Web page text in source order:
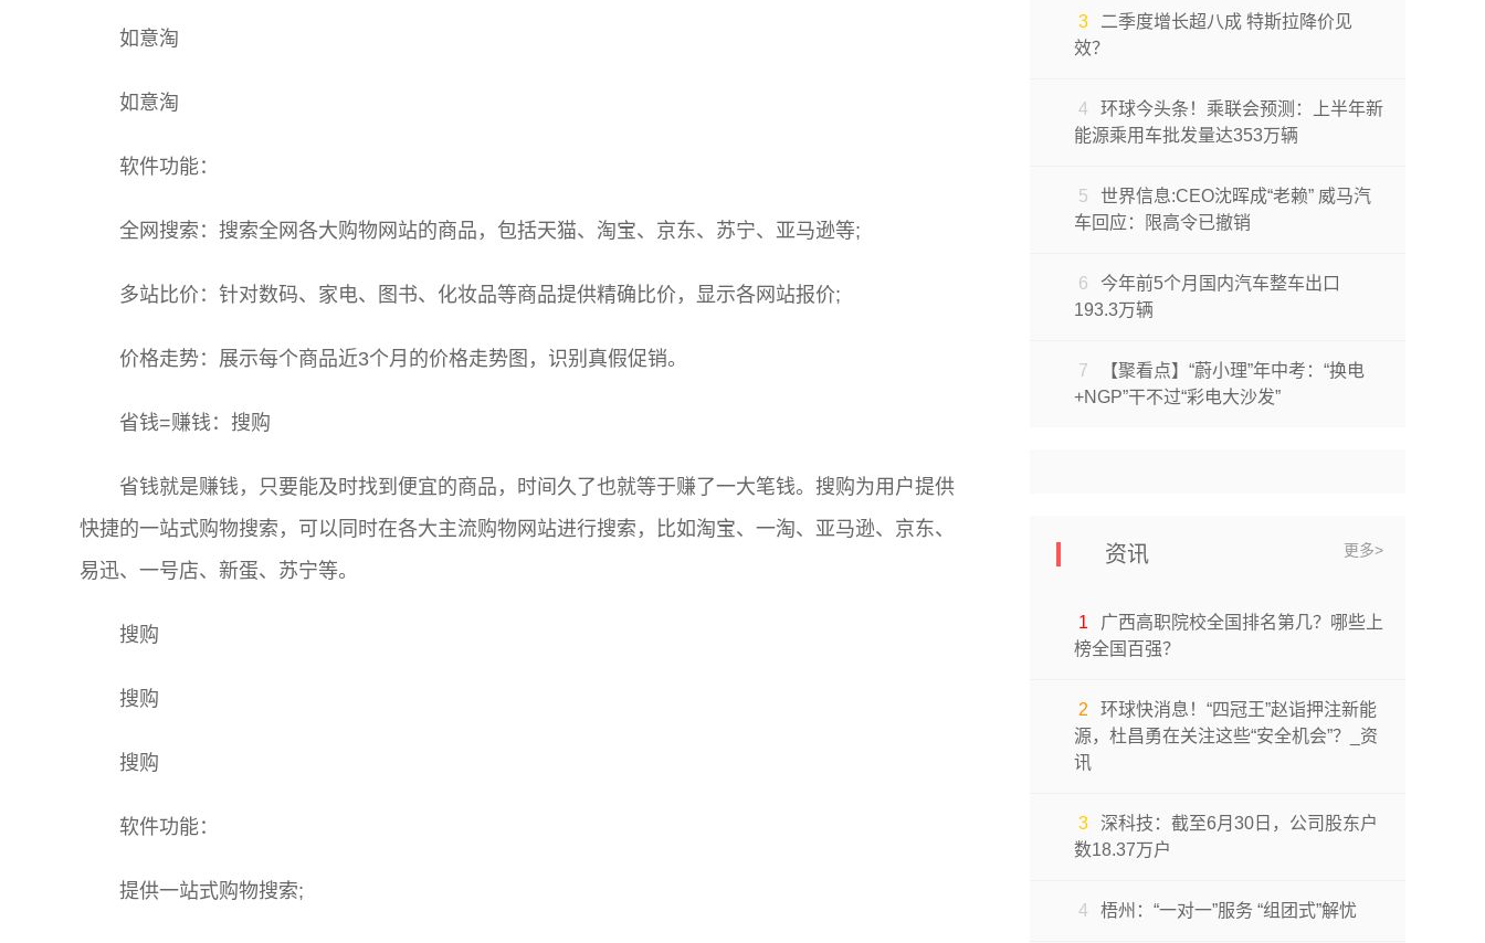
如意淘
如意淘
软件功能：
全网搜索：搜索全网各大购物网站的商品，包括天猫、淘宝、京东、苏宁、亚马逊等;
多站比价：针对数码、家电、图书、化妆品等商品提供精确比价，显示各网站报价;
价格走势：展示每个商品近3个月的价格走势图，识别真假促销。
省钱=赚钱：搜购
省钱就是赚钱，只要能及时找到便宜的商品，时间久了也就等于赚了一大笔钱。搜购为用户提供
快捷的一站式购物搜索，可以同时在各大主流购物网站进行搜索，比如淘宝、一淘、亚马逊、京东、
易迅、一号店、新蛋、苏宁等。
搜购
搜购
搜购
软件功能：
提供一站式购物搜索;
3
二季度增长超八成 特斯拉降价见
效？
4
环球今头条！乘联会预测：上半年新
能源乘用车批发量达353万辆
5
世界信息:CEO沈晖成“老赖” 威马汽
车回应：限高令已撤销
6
今年前5个月国内汽车整车出口
193.3万辆
7
【聚看点】“蔚小理”年中考：“换电
+NGP”干不过“彩电大沙发”
资讯 更多>
1
广西高职院校全国排名第几？哪些上
榜全国百强？
2
环球快消息！“四冠王”赵诣押注新能
源，杜昌勇在关注这些“安全机会”？_资
讯
3
深科技：截至6月30日，公司股东户
数18.37万户
4 梧州：“一对一”服务 “组团式”解忧